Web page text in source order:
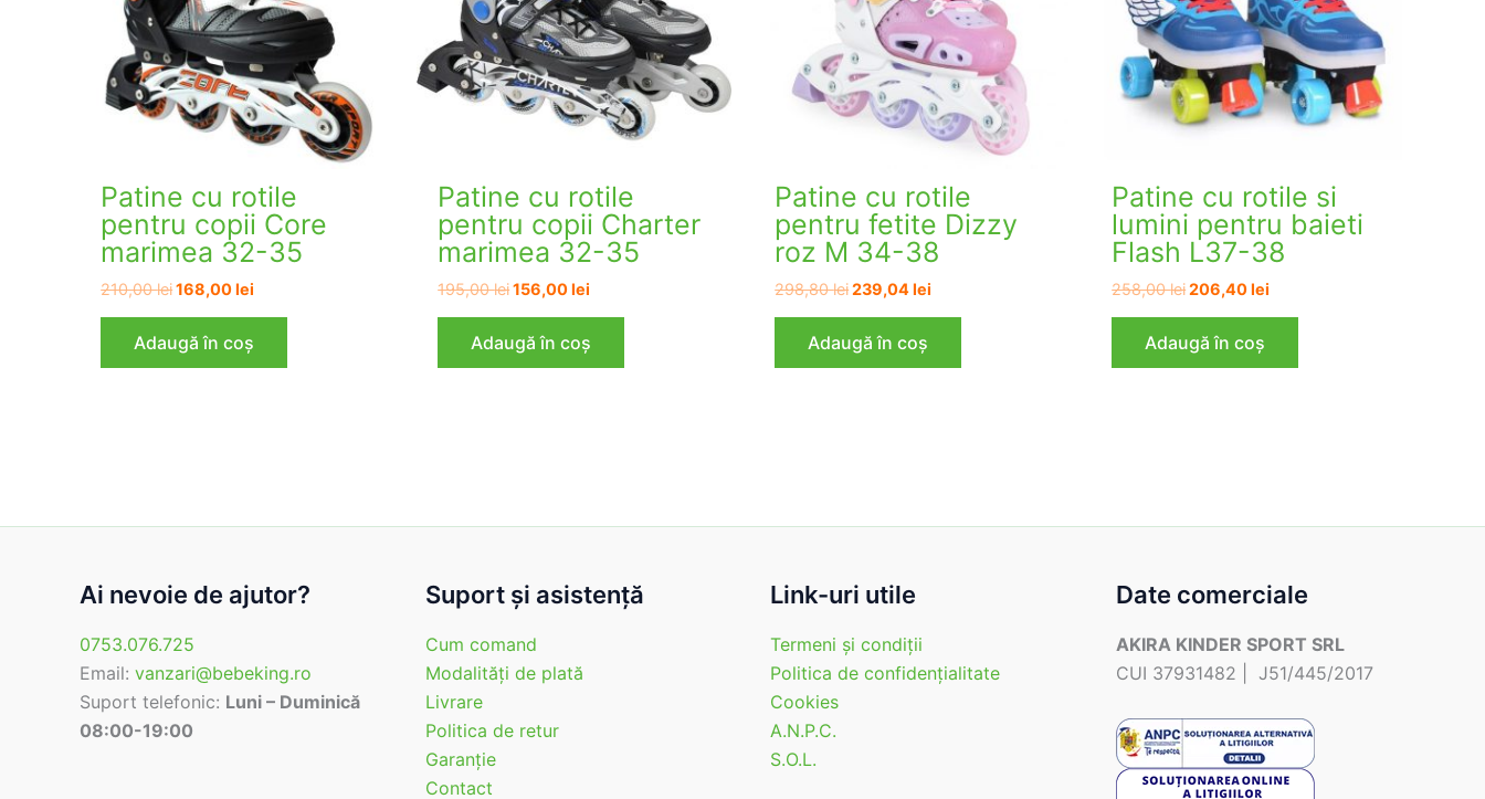
Patine cu rotile
pentru copii Core
marimea 32-35
210,00leiPrețul
fost:
210,00 lei.
168,00lei
Adaugă în coș
Patine cu rotile
pentru copii Charter
marimea 32-35
195,00leiPrețul
fost:
195,00 lei.
156,00lei
156,00 lei.
Adaugă în coș
Patine cu rotile
pentru fetite Dizzy
roz M 34-38
298,80leiPrețul
fost:
298,80 lei.
239,04lei
Adaugă în coș
Patine cu rotile si
lumini pentru baieti
Flash L37-38
258,00leiPrețul
fost:
258,00 lei.
206,40lei
Adaugă în coș
Ai nevoie de ajutor?
0753.076.725
Email: vanzari@bebeking.ro
Suport telefonic: Luni – Duminică
08:00-19:00
Suport şi asistenţă
Cum comand
Modalităţi de plată
Livrare
Politica de retur
Garanţie
Contact
Link-uri utile
Termeni şi condiţii
Politica de confidenţialitate
Cookies
A.N.P.C.
S.O.L.
Date comerciale
AKIRA KINDER SPORT SRL
CUI 37931482 | J51/445/2017